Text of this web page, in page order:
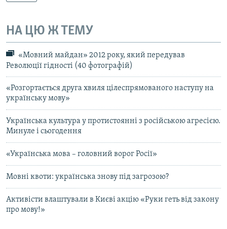
НА ЦЮ Ж ТЕМУ
«Мовний майдан» 2012 року, який передував
Революції гідності (40 фотографій)
«Розгортається друга хвиля цілеспрямованого наступу на
українську мову»
Українська культура у протистоянні з російською агресією.
Минуле і сьогодення
«Українська мова – головний ворог Росії»
Мовні квоти: українська знову під загрозою?
Активісти влаштували в Києві акцію «Руки геть від закону
про мову!»